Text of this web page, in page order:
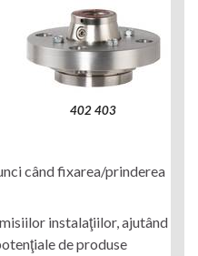
402 403
când fixarea/prinderea
instalaţiilor, ajutând
de produse